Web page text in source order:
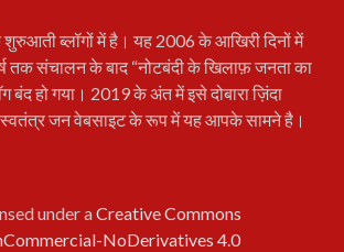
शुरुआती ब्लॉगों में है। यह 2006 के आखिरी दिनों में
तक संचालन के बाद “नोटबंदी के खिलाफ़ जनता का
बंद हो गया। 2019 के अंत में इसे दोबारा ज़िंदा
जन वेबसाइट के रूप में यह आपके सामने है।
under aCreative Commons
NoDerivatives 4.0